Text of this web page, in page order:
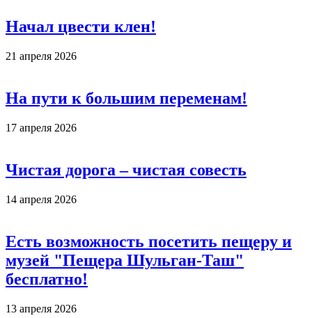
Начал цвести клен!
21 апреля 2026
На пути к большим переменам!
17 апреля 2026
Чистая дорога – чистая совесть
14 апреля 2026
Есть возможность посетить пещеру и
музей "Пещера Шульган-Таш"
бесплатно!
13 апреля 2026